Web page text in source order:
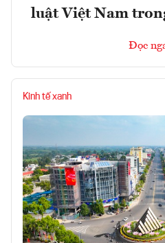
luật Việt Nam
Đọc
Kinh tế xanh